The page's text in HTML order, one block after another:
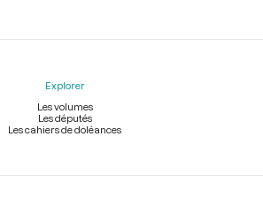
Explorer
Les volumes
Les députés
Les cahiers de doléances